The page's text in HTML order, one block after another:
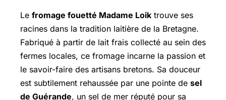
Le fromage fouetté Madame Loik trouve ses
racines dans la tradition laitière de la Bretagne.
Fabriqué à partir de lait frais collecté au sein des
fermes locales, ce fromage incarne la passion et
le savoir-faire des artisans bretons. Sa douceur
est subtilement rehaussée par une pointe de sel
de Guérande, un sel de mer réputé pour sa